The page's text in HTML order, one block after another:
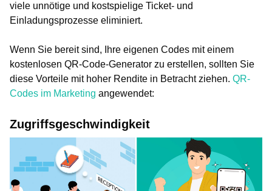
viele unnötige und kostspielige Ticket- und
Einladungsprozesse eliminiert.
Wenn Sie bereit sind, Ihre eigenen Codes mit einem
kostenlosen QR-Code-Generator zu erstellen, sollten Sie
diese Vorteile mit hoher Rendite in Betracht ziehen. QR-
Codes im Marketing angewendet:
Zugriffsgeschwindigkeit